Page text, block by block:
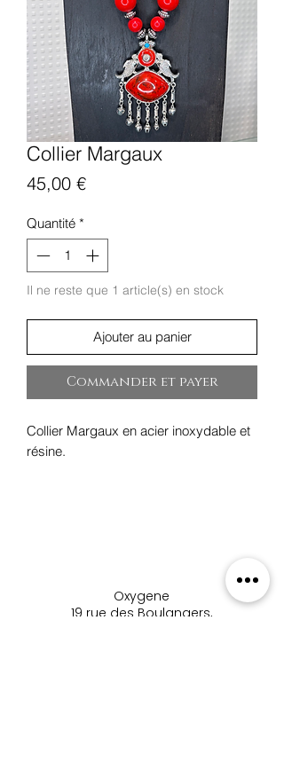
Collier Margaux
45,00 €Prix
Quantité *
Il ne reste que 1 article(s) en stock
Ajouter au panier
Commander et payer
Collier Margaux en acier inoxydable et
résine.
Oxygene
19 rue des Boulangers,